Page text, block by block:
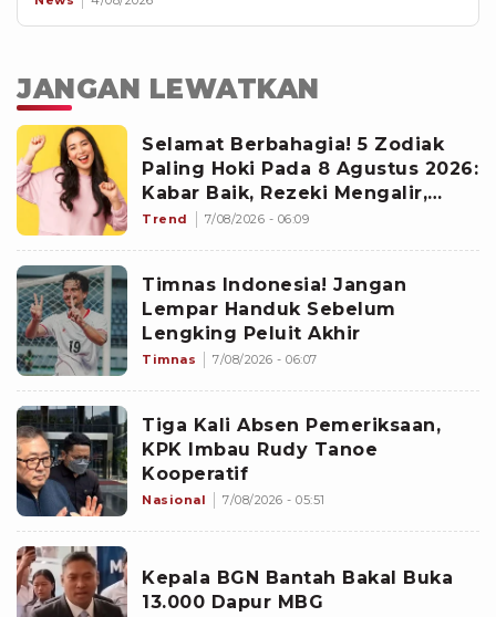
JANGAN LEWATKAN
Selamat Berbahagia! 5 Zodiak
Paling Hoki Pada 8 Agustus 2026:
Kabar Baik, Rezeki Mengalir,
Peluang Baru Berdatangan
Trend 7/08/2026 - 06:09
Timnas Indonesia! Jangan
Lempar Handuk Sebelum
Lengking Peluit Akhir
Timnas 7/08/2026 - 06:07
Tiga Kali Absen Pemeriksaan,
KPK Imbau Rudy Tanoe
Kooperatif
Nasional 7/08/2026 - 05:51
Kepala BGN Bantah Bakal Buka
13.000 Dapur MBG